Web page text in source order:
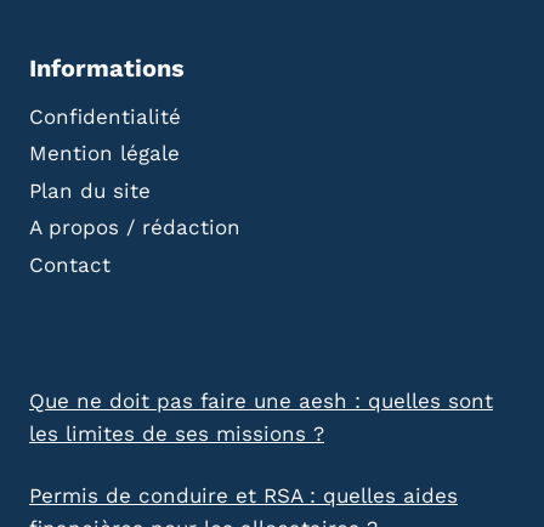
Informations
Confidentialité
Mention légale
Plan du site
A propos / rédaction
Contact
Que ne doit pas faire une aesh : quelles sont
les limites de ses missions ?
Permis de conduire et RSA : quelles aides